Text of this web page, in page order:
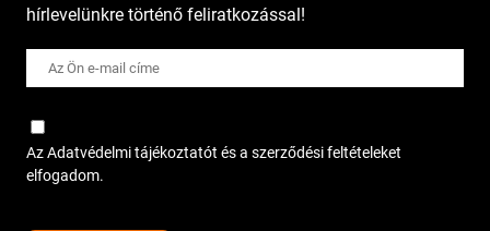
hírlevelünkre történő feliratkozással!
Az Adatvédelmi tájékoztatót és a szerződési feltételeket
elfogadom.